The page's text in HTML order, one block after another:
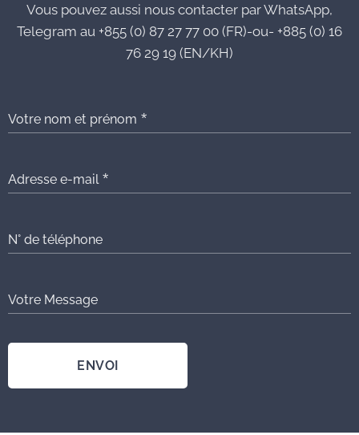
Vous pouvez aussi nous contacter par WhatsApp,
Telegram au +855 (0) 87 27 77 00 (FR)-ou- +885 (0) 16
76 29 19 (EN/KH)
Votre nom et prénom
Adresse e-mail
N° de téléphone
Votre Message
ENVOI